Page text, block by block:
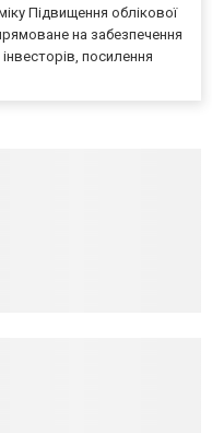
Підвищення облікової
на забезпечення
посилення